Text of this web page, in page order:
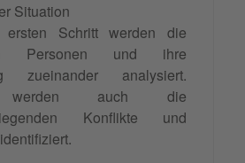
Situation
Schritt werden die
Personen und ihre
zueinander analysiert.
werden auch die
Konflikte und